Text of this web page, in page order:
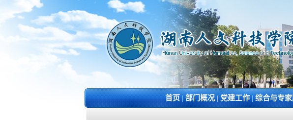
首页|部门概况|党建工作|综合与专
· 师资与人才管理办
· 处长